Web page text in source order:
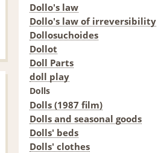
Dollo's law
Dollo's law of irreversibility
Dollosuchoides
Dollot
Doll Parts
doll play
Dolls
Dolls (1987 film)
Dolls and seasonal goods
Dolls' beds
Dolls' clothes